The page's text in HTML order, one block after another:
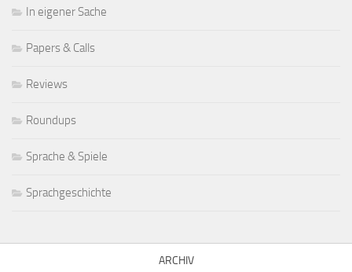
In eigener Sache
Papers & Calls
Reviews
Roundups
Sprache & Spiele
Sprachgeschichte
ARCHIV